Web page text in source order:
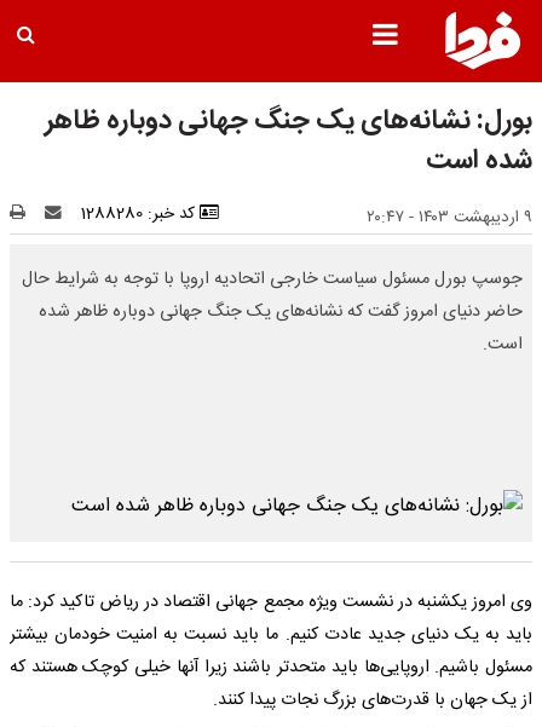
بورل: نشانه‌های یک جنگ جهانی دوباره ظاهر
شده است
۹ اردیبهشت ۱۴۰۳ - ۲۰:۴۷ کد خبر: 1288280
جوسپ بورل مسئول سیاست خارجی اتحادیه اروپا با توجه به شرایط حال
حاضر دنیای امروز گفت که نشانه‌های یک جنگ جهانی دوباره ظاهر شده
است.
وی امروز یکشنبه در نشست ویژه مجمع جهانی اقتصاد در ریاض تاکید کرد: ما
باید به یک دنیای جدید عادت کنیم. ما باید نسبت به امنیت خودمان بیشتر
مسئول باشیم. اروپایی‌ها باید متحدتر باشند زیرا آنها خیلی کوچک هستند که
از یک جهان با قدرت‌های بزرگ نجات پیدا کنند.